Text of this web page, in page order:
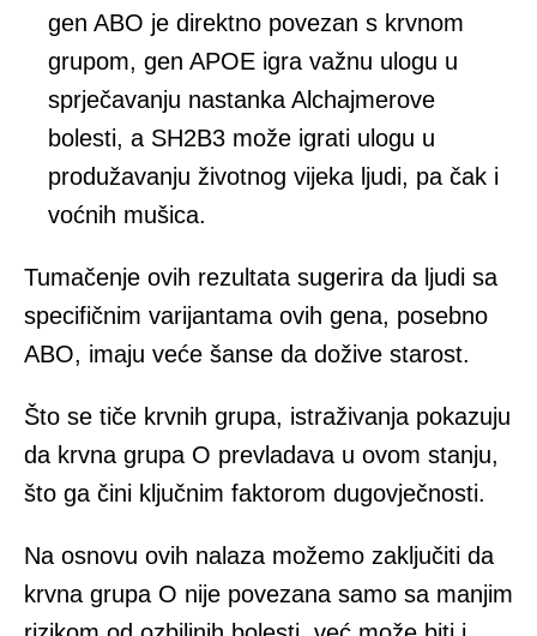
gen ABO je direktno povezan s krvnom
grupom, gen APOE igra važnu ulogu u
sprječavanju nastanka Alchajmerove
bolesti, a SH2B3 može igrati ulogu u
produžavanju životnog vijeka ljudi, pa čak i
voćnih mušica.
Tumačenje ovih rezultata sugerira da ljudi sa
specifičnim varijantama ovih gena, posebno
ABO, imaju veće šanse da dožive starost.
Što se tiče krvnih grupa, istraživanja pokazuju
da krvna grupa O prevladava u ovom stanju,
što ga čini ključnim faktorom dugovječnosti.
Na osnovu ovih nalaza možemo zaključiti da
krvna grupa O nije povezana samo sa manjim